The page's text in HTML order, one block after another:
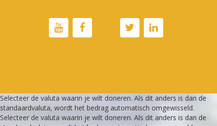
Selecteer de valuta waarin je wilt doneren. Als dit anders is dan de
standaardvaluta, wordt het bedrag automatisch omgewisseld.
Selecteer de valuta waarin je wilt doneren. Als dit anders is dan de